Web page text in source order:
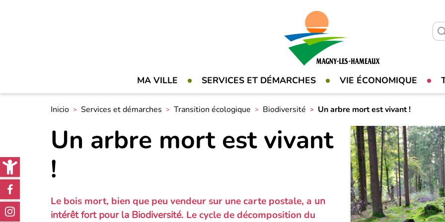
Open toolbar
MA VILLE SERVICES ET DÉMARCHES VIE ÉCONOMIQUE
Réseaux
sociaux
Inicio Services et démarches Transition écologique Biodiversité Un arbre mort est vivant !
Un arbre mort est vivant
!
Le bois mort, bien que peu vendeur sur une carte postale, a un
intérêt fort pour la Biodiversité. Le cycle de décomposition du